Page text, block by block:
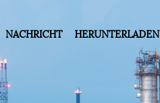
NACHRICHT HERUNTERLADEN